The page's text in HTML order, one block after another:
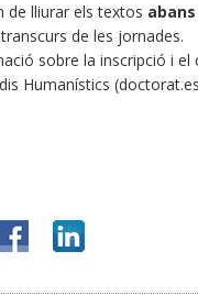
de lliurar els textos
de les jornades.
sobre la inscripció i
Humanístics